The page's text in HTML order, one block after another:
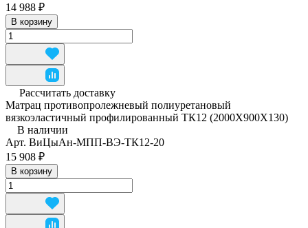
14 988 ₽
В корзину
Рассчитать доставку
Матрац противопролежневый полиуретановый
вязкоэластичный профилированный ТК12 (2000Х900Х130)
В наличии
Арт. ВиЦыАн-МПП-ВЭ-ТК12-20
15 908 ₽
В корзину